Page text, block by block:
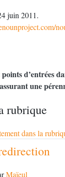
juin 2011.
d’entrées
une
rubrique
dans la
Maïeul